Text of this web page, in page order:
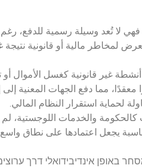
لا تُعد وسيلة رسمية للدفع، رغم
لمخاطر مالية أو قانونية
غير قانونية كغسل الأموال
مما دفع الجهات المعنية
لحماية استقرار النظام المالي.
والخدمات اللوجستية،
يجعل اعتمادها على نطاق
אינדיבידואלי דרך